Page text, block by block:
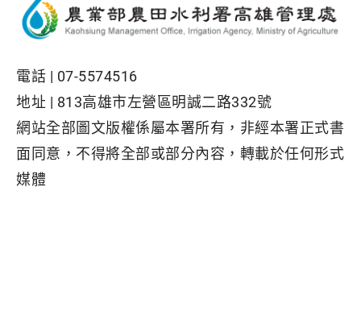
電話 | 07-5574516
地址 | 813高雄市左營區明誠二路332號
網站全部圖文版權係屬本署所有，非經本署正式書
面同意，不得將全部或部分內容，轉載於任何形式
媒體